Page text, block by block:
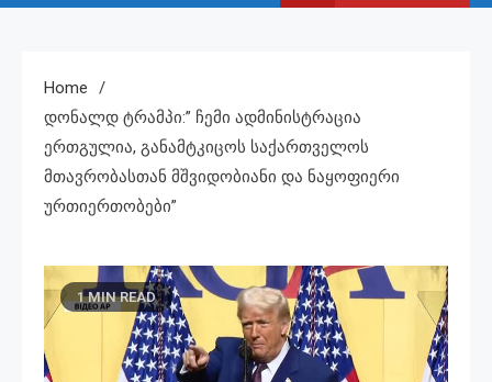
Home
Დონალდ Ტრამპი:” Ჩემი Ადმინისტრაცია
Ერთგულია, Განამტკიცოს Საქართველოს
Მთავრობასთან Მშვიდობიანი Და Ნაყოფიერი
Ურთიერთობები”
1 MIN READ